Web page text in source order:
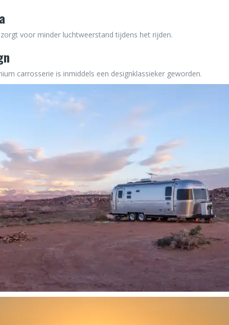
voor minder luchtweerstand tijdens het rijden.
carrosserie is inmiddels een designklassieker geworden.